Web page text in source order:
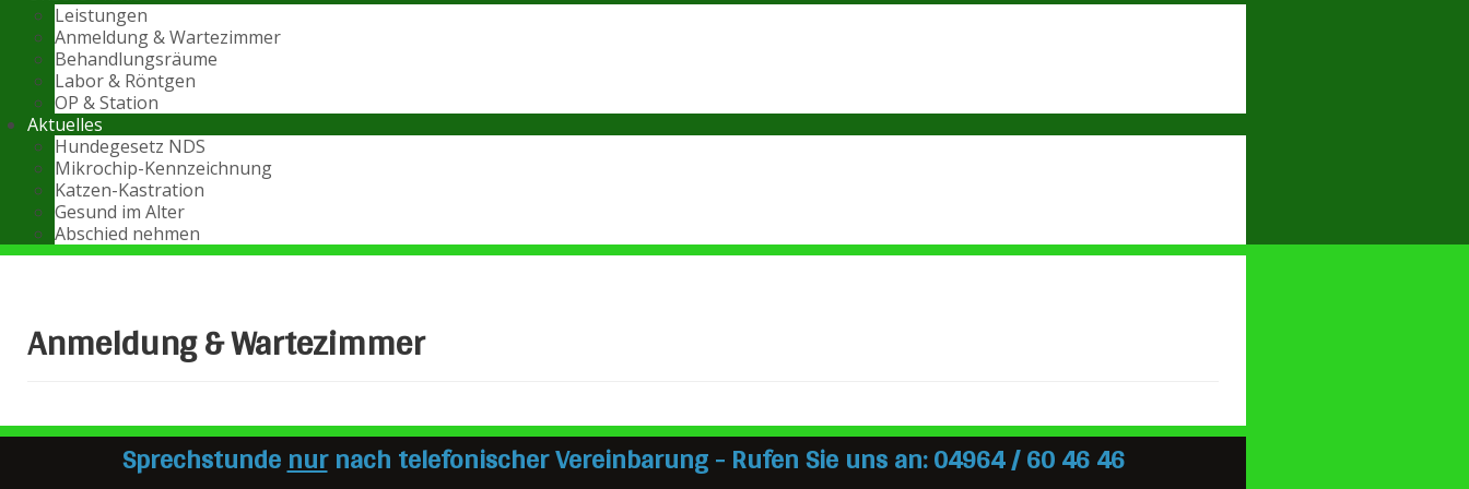
Leistungen
Anmeldung & Wartezimmer
Behandlungsräume
Labor & Röntgen
OP & Station
Aktuelles
Hundegesetz NDS
Mikrochip-Kennzeichnung
Katzen-Kastration
Gesund im Alter
Abschied nehmen
Anmeldung & Wartezimmer
Sprechstundenurnach telefonischer Vereinbarung - Rufen Sie uns an: 04964 / 60 46 46